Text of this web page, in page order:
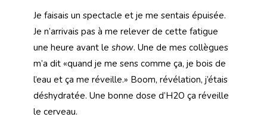
Je faisais un spectacle et je me sentais épuisée.
Je n’arrivais pas à me relever de cette fatigue
une heure avant le show. Une de mes collègues
m’a dit «quand je me sens comme ça, je bois de
l’eau et ça me réveille.» Boom, révélation, j’étais
déshydratée. Une bonne dose d’H2O ça réveille
le cerveau.